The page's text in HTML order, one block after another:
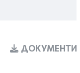
ДОКУМЕНТИ